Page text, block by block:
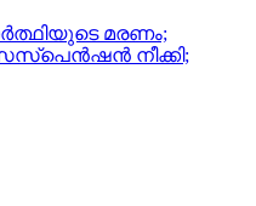
മരണം;
നീക്കി;